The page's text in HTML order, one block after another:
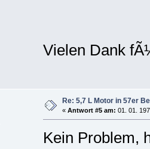
Vielen Dank
Re: 5,7 L Motor in 57er
« Antwort #5 am: 01. 01.
Kein Problem,